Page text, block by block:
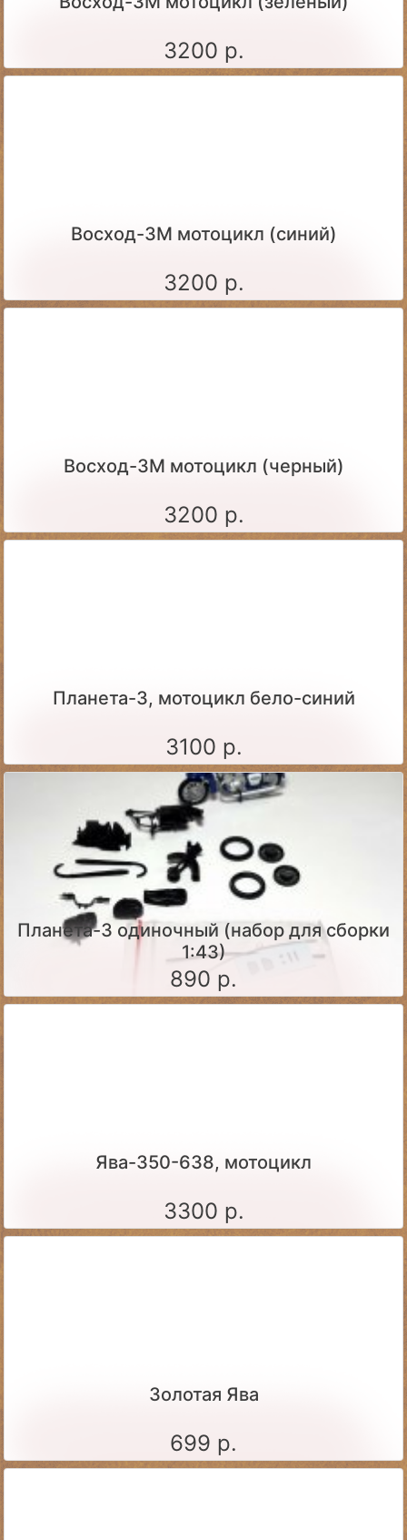
3200 р.
Восход-3М мотоцикл (синий)
3200 р.
Восход-3М мотоцикл (черный)
3200 р.
Планета-3, мотоцикл бело-синий
3100 р.
Планета-3 одиночный (набор для сборки
1:43)
890 р.
Ява-350-638, мотоцикл
3300 р.
Золотая Ява
699 р.